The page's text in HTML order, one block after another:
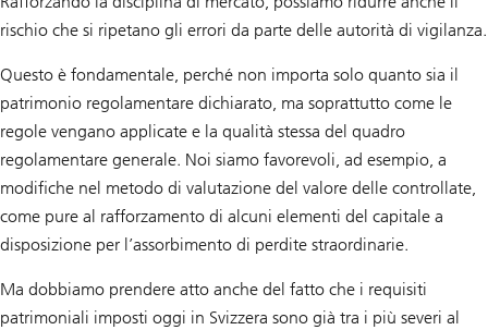
rischio che si ripetano gli errori da parte delle autorità di vigilanza.
Questo è fondamentale, perché non importa solo quanto sia il
patrimonio regolamentare dichiarato, ma soprattutto come le
regole vengano applicate e la qualità stessa del quadro
regolamentare generale. Noi siamo favorevoli, ad esempio, a
modifiche nel metodo di valutazione del valore delle controllate,
come pure al rafforzamento di alcuni elementi del capitale a
disposizione per l’assorbimento di perdite straordinarie.
Ma dobbiamo prendere atto anche del fatto che i requisiti
patrimoniali imposti oggi in Svizzera sono già tra i più severi al